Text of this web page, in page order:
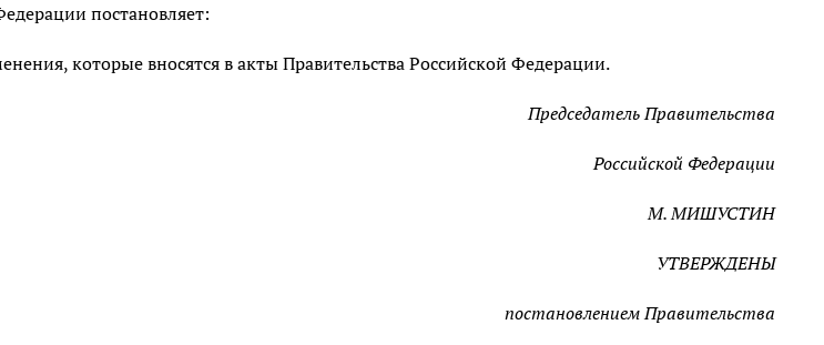
постановляет:
которые вносятся в акты Правительства Российской Федерации.
Председатель Правительства
Российской Федерации
М. МИШУСТИН
УТВЕРЖДЕНЫ
постановлением Правительства